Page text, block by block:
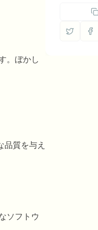
。ぼかし
質を与え
ソフトウ